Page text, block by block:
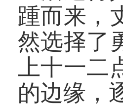
踵而来，
然选择了
上十一
的边缘，